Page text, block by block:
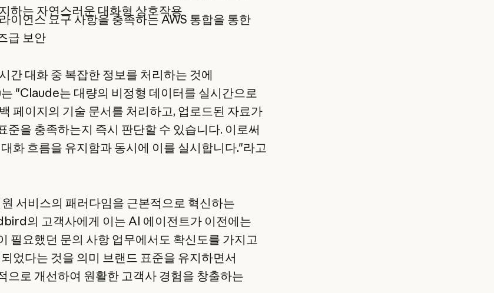
하는 자연스러운 대화형 상호작용
이언스 요구 사항을 충족하는 AWS 통합을 통한
급 보안
간 대화 중 복잡한 정보를 처리하는 것에
"Claude는 대량의 비정형 데이터를 실시간으로
페이지의 기술 문서를 처리하고, 업로드된 자료가
준을 충족하는지 즉시 판단할 수 있습니다. 이로써
화 흐름을 유지함과 동시에 이를 실시합니다."라고
서비스의 패러다임을 근본적으로 혁신하는
의 고객사에게 이는 AI 에이전트가 이전에는
필요했던 문의 사항 업무에서도 확신도를 가지고
었다는 것을 의미 브랜드 표준을 유지하면서
으로 개선하여 원활한 고객사 경험을 창출하는